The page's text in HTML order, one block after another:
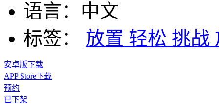
语言： 中文
标签：
放置 轻松 挑战
安卓版下载
APP Store下载
预约
已下架